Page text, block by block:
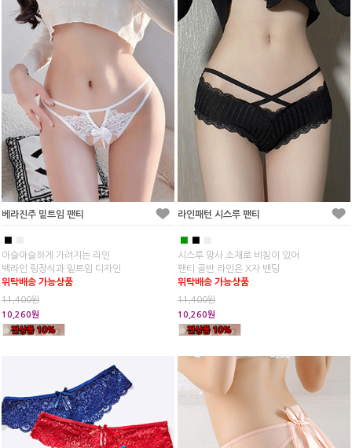
베라진주 밑트임 팬티
■
아슬아슬하게 가려지는 라인
백라인 링장식과 밑트임 디자인
위탁배송 가능상품
11,400원
10,260원
라인패턴 시스루 팬티
■ ■
시스루 망사 소재로 비침이 있어
팬티 골반 라인은 X자 밴딩
위탁배송 가능상품
11,400원
10,260원